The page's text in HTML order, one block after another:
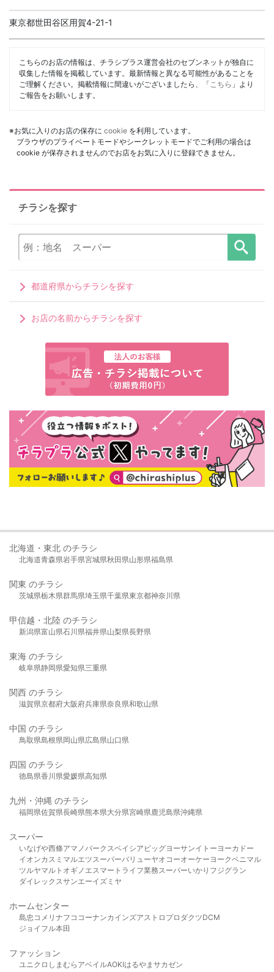
東京都世田谷区用賀4-21-1
こちらのお店の情報は、チラシプラス運営会社のセブンネットが独自に
収集した情報を掲載しています。最新情報と異なる可能性があることを
ご理解ください。掲載情報に間違いがございましたら、「 こちら 」より
ご報告をお願いします。
※お気に入りのお店の保存に cookie を利用しています。
ブラウザのプライベートモードやシークレットモードでご利用の場合は
cookie が保存されませんのでお店をお気に入りに登録できません。
チラシを探す
都道府県からチラシを探す
お店の名前からチラシを探す
北海道・東北 のチラシ
北海道青森県岩手県宮城県秋田県山形県福島県
関東 のチラシ
茨城県栃木県群馬県埼玉県千葉県東京都神奈川県
甲信越・北陸 のチラシ
新潟県富山県石川県福井県山梨県長野県
東海 のチラシ
岐阜県静岡県愛知県三重県
関西 のチラシ
滋賀県京都府大阪府兵庫県奈良県和歌山県
中国 のチラシ
鳥取県島根県岡山県広島県山口県
四国 のチラシ
徳島県香川県愛媛県高知県
九州・沖縄 のチラシ
福岡県佐賀県長崎県熊本県大分県宮崎県鹿児島県沖縄県
スーパー
いなげや西條アマノパークスベイシア ビッグヨーサンイトーヨーカドー
イオンカスミ マルエツスーパーバリューヤオコーオーケー ヨークベニマル
ツルヤマルト オギノ エスマート ライフ業務スーパーいかり フジグラン
ダイレックスサンエーイズミヤ
ホームセンター
島忠 コメリ ナフコ コーナンカインズアストロプロダクツDCM
ジョイフル本田
ファッション
ユニクロ しまむら アベイルAOKIはるやま サカゼン